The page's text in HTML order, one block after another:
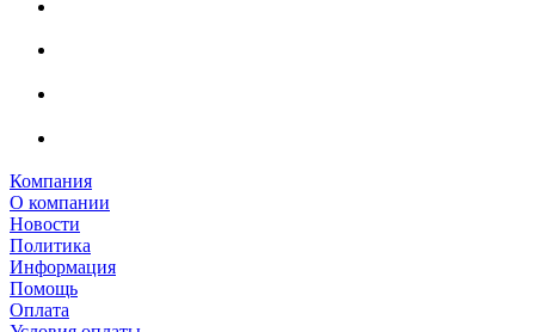
Компания
О компании
Новости
Политика
Информация
Помощь
Оплата